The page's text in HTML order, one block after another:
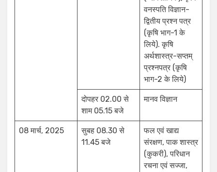
वनस्पति विज्ञान-
द्वितीय प्रश्न पत्र
(कृषि भाग-1 के
लिये). कृषि
अर्थशास्त्र-सप्तम्
प्रश्नपत्र (कृषि
भाग-2 के लिये)
दोपहर 02.00 से
शाम 05.15 बजे
मानव विज्ञान
08 मार्च, 2025
सुबह 08.30 से
11.45 बजे
फल एवं खाद्य
संरक्षण, पाक शास्त्र
(कुकरी), परिधान
रचना एवं सज्जा,